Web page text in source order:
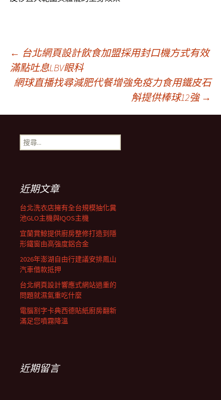
文
章
導
航
列
← 台北網頁設計飲食加盟採用封口機方式有效
滿點吐息LBV眼科
網球直播找尋減肥代餐增強免疫力食用鐵皮石
斛提供棒球12強 →
搜
尋
近期文章
台北洗衣店擁有全台規模抽化糞
池GLO主機與IQOS主機
宜蘭賞鯨提供廚房整修打造到隱
形鐵窗由高強度鋁合金
2026年澎湖自由行建議安排鳳山
汽車借款抵押
台北網頁設計響應式網站過重的
問題就濕氣重吃什麼
電腦割字卡典西德貼紙廚房翻新
滿足您噴霧降溫
近期留言